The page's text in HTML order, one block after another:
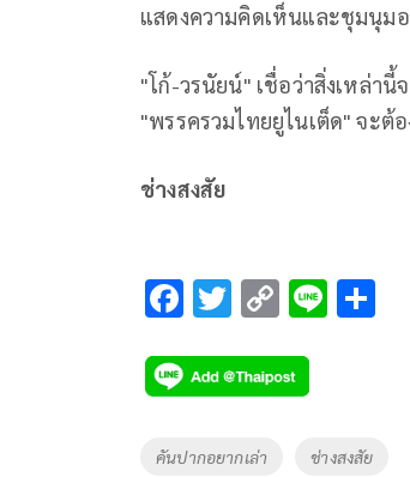
แสดงความคิดเห็นและชุมนุม
"โก้-วรนัยน์" เชื่อว่าสิ่งเหล่า
"พรรครวมไทยยูไนเต็ด" จะต้
ช่างสงสัย
F
e
b
o
T
tt
er
C
p
y
Li
Li
Tags
คันปากอยากเล่า ช่างสงสัย